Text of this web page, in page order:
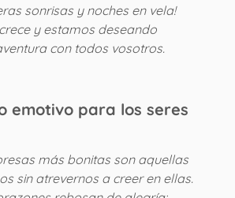
sonrisas y noches en vela!
y estamos deseando
con todos vosotros.
emotivo para los seres
más bonitas son aquellas
sin atrevernos a creer en ellas.